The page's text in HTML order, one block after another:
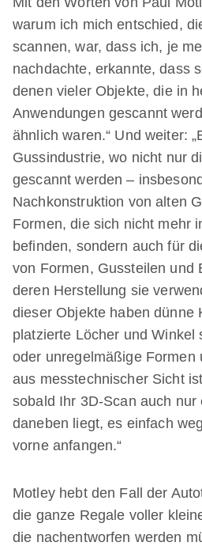
warum ich mich entschied,
scannen, war, dass ich, je
nachdachte, erkannte, dass
denen vieler Objekte, die in
Anwendungen gescannt
ähnlich waren.“ Und weiter:
Gussindustrie, wo nicht nur
gescannt werden –
Nachkonstruktion von alten
Formen, die sich nicht mehr
befinden, sondern auch für
von Formen, Gussteilen und
deren Herstellung sie
dieser Objekte haben dünne
platzierte Löcher und Winkel
oder unregelmäßige Formen
aus messtechnischer Sicht
sobald Ihr 3D-Scan auch nur
daneben liegt, es einfach
vorne anfangen.“
Motley hebt den Fall der
die ganze Regale voller
die nachentworfen werden